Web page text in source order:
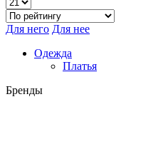
Для него Для нее
Одежда
Платья
Бренды